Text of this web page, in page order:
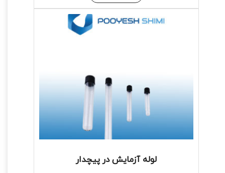
لوله آزمایش در پیچدار